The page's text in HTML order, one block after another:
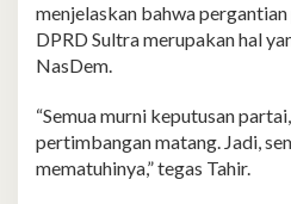
menjelaskan bahwa
DPRD Sultra merupakan hal
NasDem.
“Semua murni keputusan
pertimbangan matang. Jadi,
mematuhinya,” tegas Tahir.